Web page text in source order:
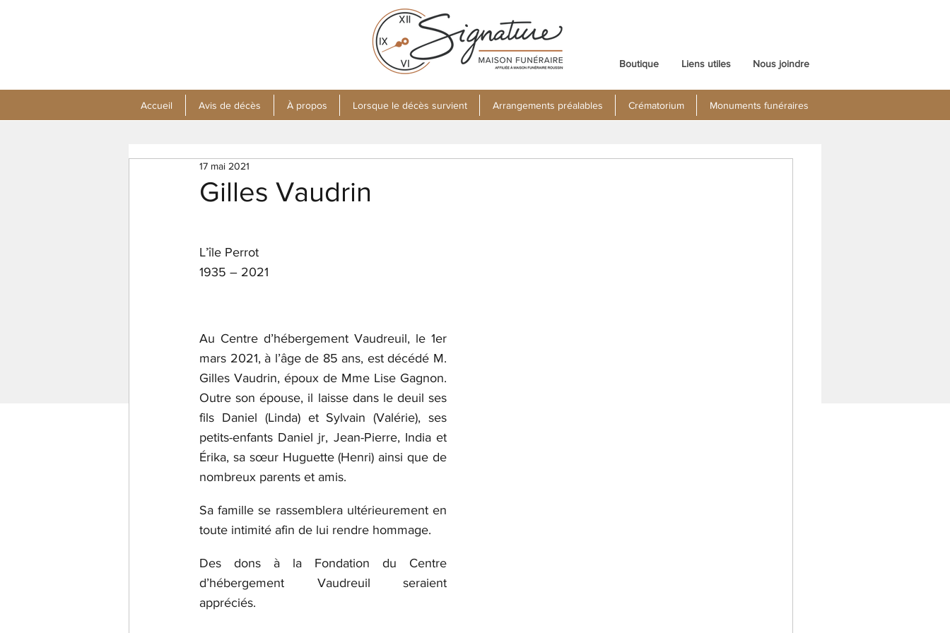
Boutique Liens utiles Nous joindre
Accueil Avis de décès À propos Lorsque le décès survient Arrangements préalables Crématorium Monuments funéraires
Gilles Vaudrin
17 mai 2021
L’île Perrot
1935 – 2021
Au Centre d’hébergement Vaudreuil, le 1er
mars 2021, à l’âge de 85 ans, est décédé M.
Gilles Vaudrin, époux de Mme Lise Gagnon.
Outre son épouse, il laisse dans le deuil ses
fils Daniel (Linda) et Sylvain (Valérie), ses
petits-enfants Daniel jr, Jean-Pierre, India et
Érika, sa sœur Huguette (Henri) ainsi que de
nombreux parents et amis.
Sa famille se rassemblera ultérieurement en
toute intimité afin de lui rendre hommage.
Des dons à la Fondation du Centre
d’hébergement Vaudreuil seraient
appréciés.